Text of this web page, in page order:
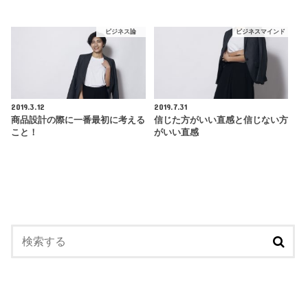
ビジネス論
2019.3.12
商品設計の際に一番最初に考える
こと！
ビジネスマインド
2019.7.31
信じた方がいい直感と信じない方
がいい直感